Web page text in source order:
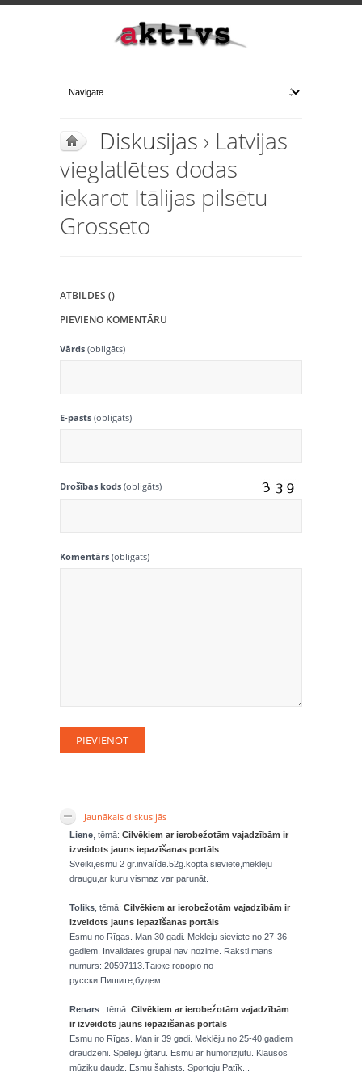
Diskusijas › Latvijas
vieglatlētes dodas
iekarot Itālijas pilsētu
Grosseto
ATBILDES ()
PIEVIENO KOMENTĀRU
Vārds (obligāts)
E-pasts (obligāts)
Drošības kods (obligāts)
Komentārs (obligāts)
Jaunākais diskusijās
Liene , tēmā: Cilvēkiem ar ierobežotām vajadzībām ir
izveidots jauns iepazīšanas portāls
Sveiki,esmu 2 gr.invalíde.52g.kopta sieviete,meklēju
draugu,ar kuru vismaz var parunāt.
Toliks , tēmā: Cilvēkiem ar ierobežotām vajadzībām ir
izveidots jauns iepazīšanas portāls
Esmu no Rīgas. Man 30 gadi. Mekleju sieviete no 27-36
gadiem. Invalidates grupai nav nozime. Raksti,mans
numurs: 20597113.Также говорю по
русски.Пишите,будем...
Renars , tēmā: Cilvēkiem ar ierobežotām vajadzībām
ir izveidots jauns iepazīšanas portāls
Esmu no Rīgas. Man ir 39 gadi. Meklēju no 25-40 gadiem
draudzeni. Spēlēju ģitāru. Esmu ar humorizjūtu. Klausos
mūziku daudz. Esmu šahists. Sportoju.Patīk...